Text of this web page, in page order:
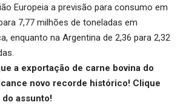
Europeia a previsão para consumo em
7,77 milhões de toneladas em
enquanto na Argentina de 2,36 para 2,32
a exportação de carne bovina do
novo recorde histórico! Clique
do assunto!